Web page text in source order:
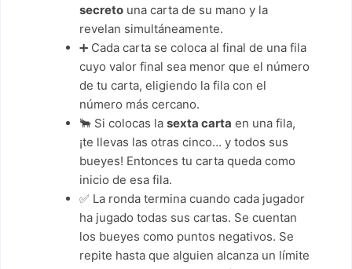
secreto una carta de su mano y la
revelan simultáneamente.
➕ Cada carta se coloca al final de una fila
cuyo valor final sea menor que el número
de tu carta, eligiendo la fila con el
número más cercano.
🐂 Si colocas la sexta carta en una fila,
¡te llevas las otras cinco… y todos sus
bueyes! Entonces tu carta queda como
inicio de esa fila.
✅ La ronda termina cuando cada jugador
ha jugado todas sus cartas. Se cuentan
los bueyes como puntos negativos. Se
repite hasta que alguien alcanza un límite